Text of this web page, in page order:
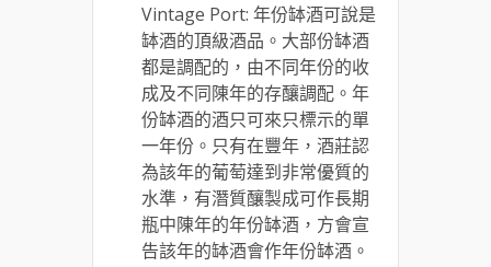
Vintage Port: 年份缽酒可說是
缽酒的頂級酒品。大部份缽酒
都是調配的，由不同年份的收
成及不同陳年的存釀調配。年
份缽酒的酒只可來只標示的單
一年份。只有在豐年，酒莊認
為該年的葡萄達到非常優質的
水準，有潛質釀製成可作長期
瓶中陳年的年份缽酒，方會宣
告該年的缽酒會作年份缽酒。